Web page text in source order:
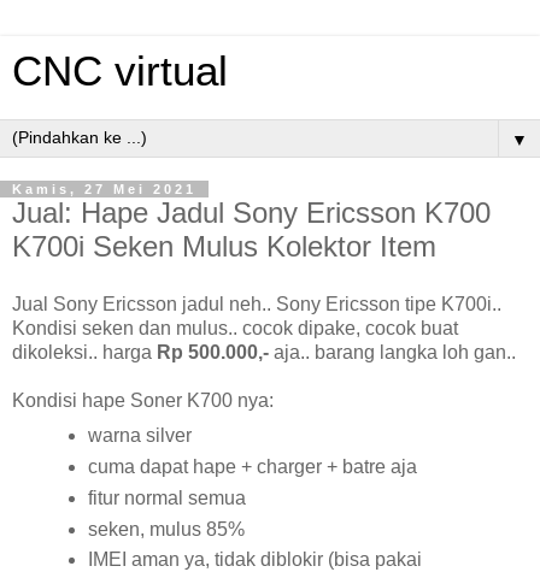
CNC virtual
▼
Kamis, 27 Mei 2021
Jual: Hape Jadul Sony Ericsson K700
K700i Seken Mulus Kolektor Item
Jual Sony Ericsson jadul neh.. Sony Ericsson tipe K700i..
Kondisi seken dan mulus.. cocok dipake, cocok buat
dikoleksi.. harga Rp 500.000,- aja.. barang langka loh gan..
Kondisi hape Soner K700 nya:
warna silver
cuma dapat hape + charger + batre aja
fitur normal semua
seken, mulus 85%
IMEI aman ya, tidak diblokir (bisa pakai